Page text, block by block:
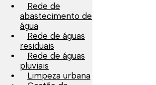
Rede de
abastecimento de
água
Rede de águas
residuais
Rede de águas
pluviais
Limpeza urbana